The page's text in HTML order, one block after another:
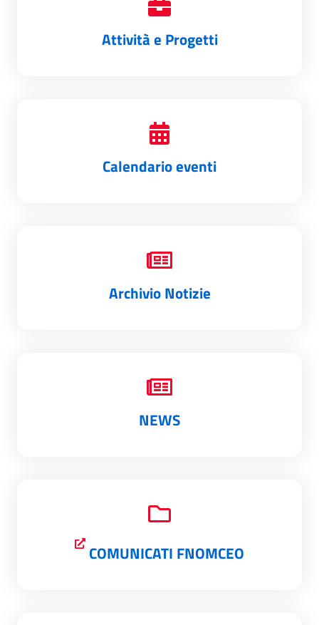
Attività e Progetti
Calendario eventi
Archivio Notizie
NEWS
COMUNICATI FNOMCEO